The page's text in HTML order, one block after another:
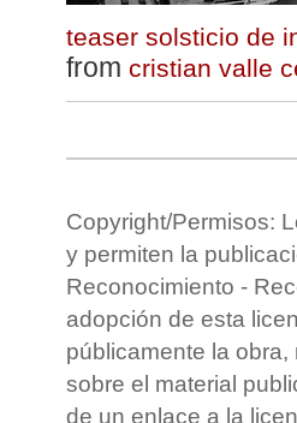
teaser solsticio de
from cristian valle
Copyright/Permisos:
y permiten la
Reconocimiento -
adopción de esta
públicamente la
sobre el material
de un enlace a la